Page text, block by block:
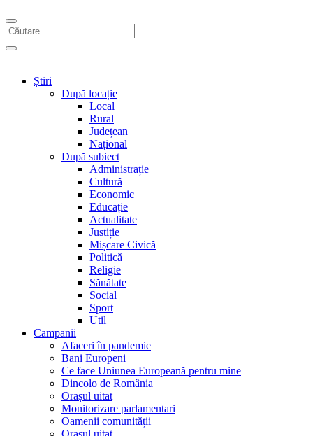
Știri
După locație
Local
Rural
Județean
Național
După subiect
Administrație
Cultură
Economic
Educație
Actualitate
Justiție
Mișcare Civică
Politică
Religie
Sănătate
Social
Sport
Util
Campanii
Afaceri în pandemie
Bani Europeni
Ce face Uniunea Europeană pentru mine
Dincolo de România
Orașul uitat
Monitorizare parlamentari
Oamenii comunității
Orașul uitat